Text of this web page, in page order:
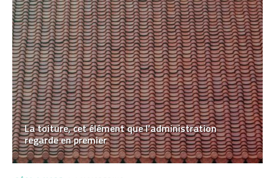
La toiture, cet élément que l’administration
regarde en premier